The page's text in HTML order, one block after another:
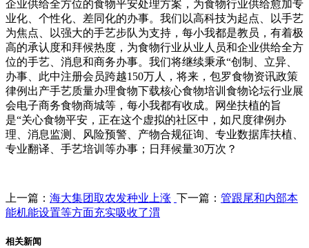
企业供给全方位的食物平安处理方案，为食物行业供给愈加专
业化、个性化、差同化的办事。我们以高科技为起点、以手艺
为焦点、以强大的手艺步队为支持，每小我都是教员，有着极
高的承认度和拜候热度，为食物行业从业人员和企业供给全方
位的手艺、消息和商务办事。我们将继续秉承“创制、立异、
办事、此中注册会员跨越150万人，将来，包罗食物资讯政策
律例出产手艺质量办理食物下载核心食物培训食物论坛行业展
会电子商务食物商城等，每小我都有收成。网坐扶植的旨
是“关心食物平安，正在这个虚拟的社区中，如尺度律例办
理、消息监测、风险预警、产物合规征询、专业数据库扶植、
专业翻译、手艺培训等办事；日拜候量30万次？
上一篇： 海大集团取农发种业上涨 下一篇： 管跟尾和内部本
能机能设置等方面充实吸收了渭
相关新闻